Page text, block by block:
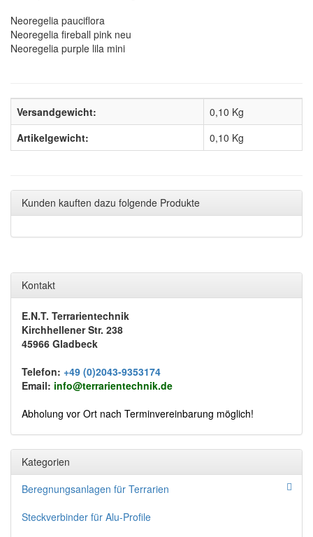
Neoregelia pauciflora
Neoregelia fireball pink neu
Neoregelia purple lila mini
Versandgewicht:
0,10 Kg
Artikelgewicht:
0,10 Kg
Kunden kauften dazu folgende Produkte
Kontakt
E.N.T. Terrarientechnik
Kirchhellener Str. 238
45966 Gladbeck
Telefon: +49 (0)2043-9353174
Email: info@terrarientechnik.de
Abholung vor Ort nach Terminvereinbarung möglich!
Kategorien
Beregnungsanlagen für Terrarien
Steckverbinder für Alu-Profile